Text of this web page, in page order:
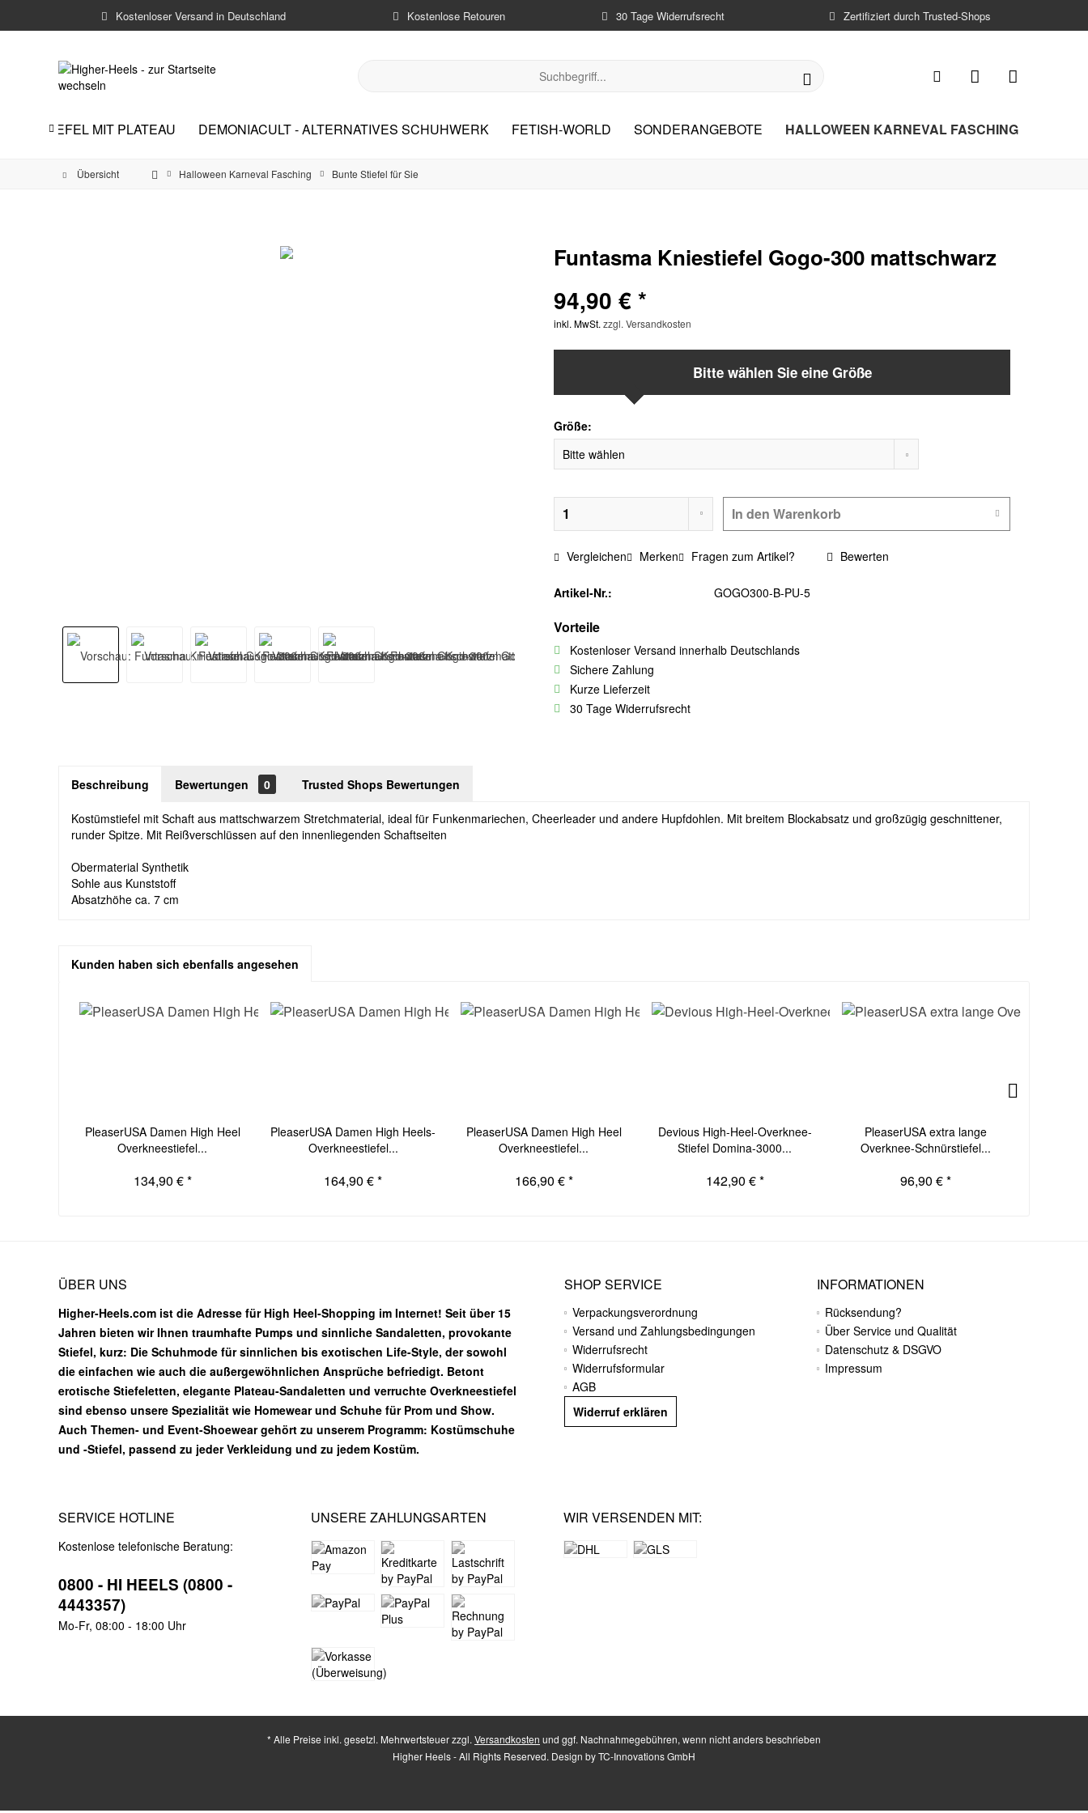
Kostenloser Versand in Deutschland Kostenlose Retouren 30 Tage Widerrufsrecht Zertifiziert durch Trusted-Shops
STIEFEL MIT PLATEAU DEMONIACULT - ALTERNATIVES SCHUHWERK FETISH-WORLD SONDERANGEBOTE HALLOWEEN KARNEVAL FASCHING

Übersicht Halloween Karneval Fasching Bunte Stiefel für Sie
Funtasma Kniestiefel Gogo-300 mattschwarz
94,90 € *
inkl. MwSt. zzgl. Versandkosten
Bitte wählen Sie eine Größe
Größe:
In den Warenkorb
Vergleichen Merken Fragen zum Artikel? Bewerten
Artikel-Nr.: GOGO300-B-PU-5
Vorteile
Kostenloser Versand innerhalb Deutschlands
Sichere Zahlung
Kurze Lieferzeit
30 Tage Widerrufsrecht
Beschreibung Bewertungen 0 Trusted Shops Bewertungen
Kostümstiefel mit Schaft aus mattschwarzem Stretchmaterial, ideal für Funkenmariechen, Cheerleader und andere Hupfdohlen. Mit breitem Blockabsatz und großzügig geschnittener,
runder Spitze. Mit Reißverschlüssen auf den innenliegenden Schaftseiten
Obermaterial Synthetik
Sohle aus Kunststoff
Absatzhöhe ca. 7 cm
Kunden haben sich ebenfalls angesehen
PleaserUSA Damen High Heel
Overkneestiefel...
134,90 € *
PleaserUSA Damen High Heels-
Overkneestiefel...
164,90 € *
PleaserUSA Damen High Heel
Overkneestiefel...
166,90 € *
Devious High-Heel-Overknee-
Stiefel Domina-3000...
142,90 € *
PleaserUSA extra lange
Overknee-Schnürstiefel...
96,90 € *
ÜBER UNS
Higher-Heels.com ist die Adresse für High Heel-Shopping im Internet! Seit über 15
Jahren bieten wir Ihnen traumhafte Pumps und sinnliche Sandaletten, provokante
Stiefel, kurz: Die Schuhmode für sinnlichen bis exotischen Life-Style, der sowohl
die einfachen wie auch die außergewöhnlichen Ansprüche befriedigt. Betont
erotische Stiefeletten, elegante Plateau-Sandaletten und verruchte Overkneestiefel
sind ebenso unsere Spezialität wie Homewear und Schuhe für Prom und Show.
Auch Themen- und Event-Shoewear gehört zu unserem Programm: Kostümschuhe
und -Stiefel, passend zu jeder Verkleidung und zu jedem Kostüm.
SHOP SERVICE
Verpackungsverordnung
Versand und Zahlungsbedingungen
Widerrufsrecht
Widerrufsformular
AGB
Widerruf erklären
INFORMATIONEN
Rücksendung?
Über Service und Qualität
Datenschutz & DSGVO
Impressum
SERVICE HOTLINE
Kostenlose telefonische Beratung:
0800 - HI HEELS (0800 -
4443357)
Mo-Fr, 08:00 - 18:00 Uhr
UNSERE ZAHLUNGSARTEN WIR VERSENDEN MIT:
* Alle Preise inkl. gesetzl. Mehrwertsteuer zzgl. Versandkosten und ggf. Nachnahmegebühren, wenn nicht anders beschrieben
Higher Heels - All Rights Reserved. Design byTC-Innovations GmbH